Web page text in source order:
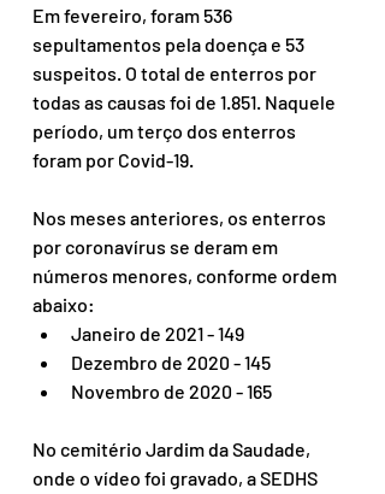
Em fevereiro, foram 536
sepultamentos pela doença e 53
suspeitos. O total de enterros por
todas as causas foi de 1.851. Naquele
período, um terço dos enterros
foram por Covid-19.
Nos meses anteriores, os enterros
por coronavírus se deram em
números menores, conforme ordem
abaixo:
Janeiro de 2021 - 149
Dezembro de 2020 - 145
Novembro de 2020 - 165
No cemitério Jardim da Saudade,
onde o vídeo foi gravado, a SEDHS